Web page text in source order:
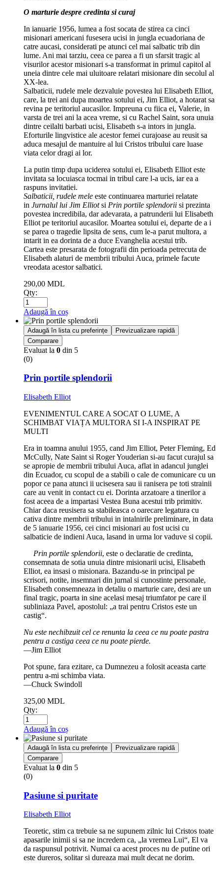
O marturie despre credinta si curaj
In ianuarie 1956, lumea a fost socata de stirea ca cinci
misionari americani fusesera ucisi in jungla ecuadoriana de
catre aucasi, considerati pe atunci cel mai salbatic trib din
lume. Ani mai tarziu, ceea ce parea a fi un sfarsit tragic al
visurilor acestor misionari s-a transformat in primul capitol al
uneia dintre cele mai uluitoare relatari misionare din secolul al
XX-lea.
Salbaticii, rudele mele dezvaluie povestea lui Elisabeth Elliot,
care, la trei ani dupa moartea sotului ei, Jim Elliot, a hotarat sa
revina pe teritoriul aucasilor. Impreuna cu fiica ei, Valerie, in
varsta de trei ani la acea vreme, si cu Rachel Saint, sora unuia
dintre ceilalti barbati ucisi, Elisabeth s-a intors in jungla.
Eforturile lingvistice ale acestor femei curajoase au reusit sa
aduca mesajul de mantuire al lui Cristos tribului care luase
viata celor dragi ai lor.
La putin timp dupa uciderea sotului ei, Elisabeth Elliot este
invitata sa locuiasca tocmai in tribul care l-a ucis, iar ea a
raspuns invitatiei.
Salbaticii, rudele mele este continuarea marturiei relatate
in Jurnalul lui Jim Elliotsi Prin portile splendorii si prezinta
povestea incredibila, dar adevarata, a patrunderii lui Elisabeth
Elliot pe teritoriul aucasilor. Moartea sotului ei, departe de a i
se parea o tragedie lipsita de sens, cum le-a parut multora, a
intarit in ea dorinta de a duce Evanghelia acestui trib.
Cartea este presarata de fotografii din perioada petrecuta de
Elisabeth alaturi de membrii tribului Auca, primele facute
vreodata acestor salbatici.
290,00 MDL
Qty:
Adaugă în coș
Adaugă în lista cu preferințe
Previzualizare rapidă
Comparare
Evaluat la 0 din 5
(0)
Prin portile splendorii
Elisabeth Elliot
EVENIMENTUL CARE A SOCAT O LUME, A
SCHIMBAT VIAȚA MULTORA SI I-A INSPIRAT PE
MULTI
Era in toamna anului 1955, cand Jim Elliot, Peter Fleming, Ed
McCully, Nate Saint si Roger Youderian si-au facut curajul sa
se apropie de membrii tribului Auca, aflat in adancul junglei
din Ecuador, cu scopul de a stabili o cale de comunicare cu un
popor ce pana atunci ii ucisesera sau ii ranisera pe toti strainii
care au venit in contact cu ei. Dorinta arzatoare a tinerilor a
fost aceea de a impartasi Vestea Buna acestui trib primitiv.
Chiar daca reusisera sa stabileasca o oarecare legatura cu
cativa dintre membrii tribului in intalnirile preliminare, in data
de 5 ianuarie 1956, cei cinci misionari au fost ucisi cu
salbaticie de indieni Auca, lasand in urma lor vaduve si copii.
Prin portile splendorii, este o declaratie de credinta,
consemnata de sotia unuia dintre misionarii ucisi, Elisabeth
Elliot, ea insasi o misionara. Bazandu-se in principal pe
scrisori, notite, insemnari din jurnal si cunostinte personale,
Elisabeth consemneaza in detaliu o marturie care, desi are un
final tragic, poarta in sine acelasi mesaj triumfator pe care il
subliniaza Pavel, apostolul: „a trai pentru Cristos este un
castig“.
Nu este nechibzuit cel ce renunta la ceea ce nu poate pastra
pentru a castiga ceea ce nu poate pierde.
—Jim Elliot
Pot spune, fara ezitare, ca Dumnezeu a folosit aceasta carte
pentru a-mi schimba viata.
—Chuck Swindoll
325,00 MDL
Qty:
Adaugă în coș
Adaugă în lista cu preferințe
Previzualizare rapidă
Comparare
Evaluat la 0 din 5
(0)
Pasiune si puritate
Elisabeth Elliot
Teoretic, stim ca trebuie sa ne supunem zilnic lui Cristos toate
apasarile inimii si sa ne incredem ca, „la vremea Lui“, El va
da raspunsul potrivit. Numai ca acest proces nu de putine ori
este dureros, solitar si dureaza mai mult decat ne dorim.